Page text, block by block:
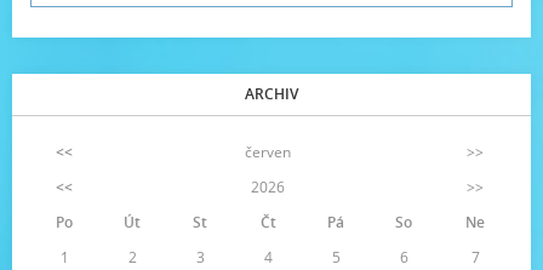
ARCHIV
<< červen
>>
<<
2026
>>
Po
Út St Čt Pá So
Ne
1
2 3 4 5 6
7